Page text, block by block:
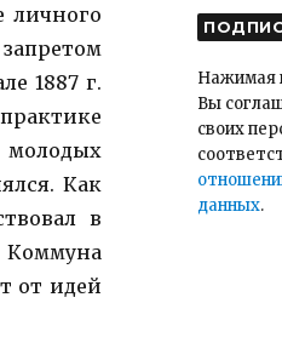
личного
1887 г.
молодых
Как
в
Коммуна
от идей
Нажимая
Вы
своих
данных.